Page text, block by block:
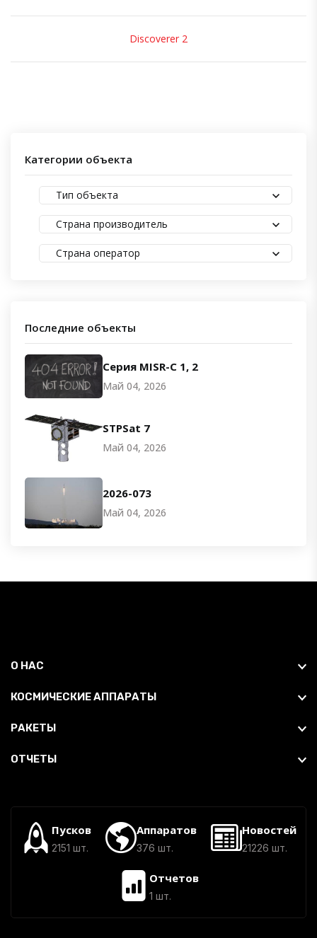
Discoverer 2
Категории объекта
Тип объекта
Страна производитель
Страна оператор
Последние объекты
Серия MISR-C 1, 2
Май 04, 2026
STPSat 7
Май 04, 2026
2026-073
Май 04, 2026
О НАС
КОСМИЧЕСКИЕ АППАРАТЫ
РАКЕТЫ
ОТЧЕТЫ
Пусков
2151 шт.
Аппаратов
376 шт.
Новостей
21226 шт.
Отчетов
1 шт.